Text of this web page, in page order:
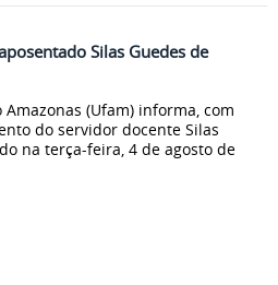
Silas Guedes de
(Ufam) informa, com
do servidor docente Silas
na terça-feira, 4 de agosto de